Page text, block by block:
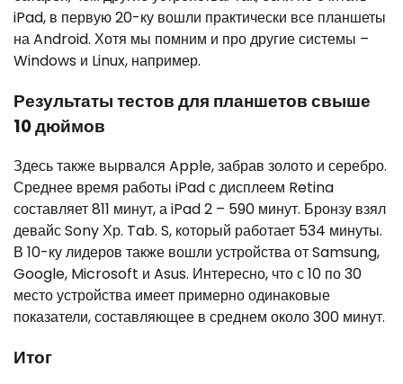
iPad, в первую 20-ку вошли практически все планшеты
на Android. Хотя мы помним и про другие системы –
Windows и Linux, например.
Результаты тестов для планшетов свыше
10 дюймов
Здесь также вырвался Apple, забрав золото и серебро.
Среднее время работы iPad с дисплеем Retina
составляет 811 минут, а iPad 2 – 590 минут. Бронзу взял
девайс Sony Хр. Tab. S, который работает 534 минуты.
В 10-ку лидеров также вошли устройства от Samsung,
Google, Microsoft и Asus. Интересно, что с 10 по 30
место устройства имеет примерно одинаковые
показатели, составляющее в среднем около 300 минут.
Итог